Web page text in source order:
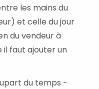
les mains du
et celle du jour
du vendeur à
il faut ajouter un
du temps -